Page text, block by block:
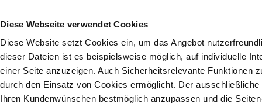
Diese Webseite verwendet Cookies
Diese Website setzt Cookies ein, um das Angebot
dieser Dateien ist es beispielsweise möglich, auf individuelle
einer Seite anzuzeigen. Auch Sicherheitsrelevante Funktionen
durch den Einsatz von Cookies ermöglicht. Der
Ihren Kundenwünschen bestmöglich anzupassen und die
Vorteile